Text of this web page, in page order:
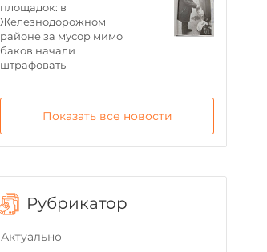
площадок: в
Железнодорожном
районе за мусор мимо
баков начали
штрафовать
Показать все новости
Рубрикатор
Актуально